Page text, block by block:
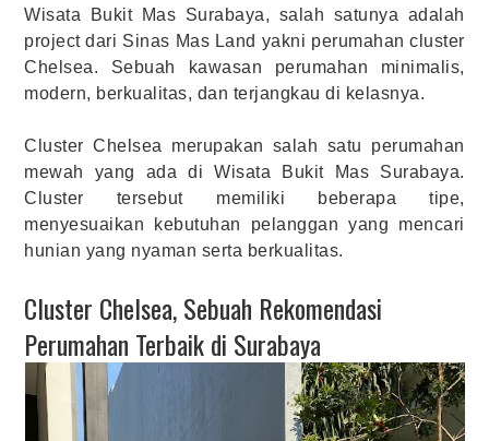
Wisata Bukit Mas Surabaya, salah satunya adalah
project dari Sinas Mas Land yakni perumahan cluster
Chelsea. Sebuah kawasan perumahan minimalis,
modern, berkualitas, dan terjangkau di kelasnya.
Cluster Chelsea merupakan salah satu perumahan
mewah yang ada di Wisata Bukit Mas Surabaya.
Cluster tersebut memiliki beberapa tipe,
menyesuaikan kebutuhan pelanggan yang mencari
hunian yang nyaman serta berkualitas.
Cluster Chelsea, Sebuah Rekomendasi
Perumahan Terbaik di Surabaya